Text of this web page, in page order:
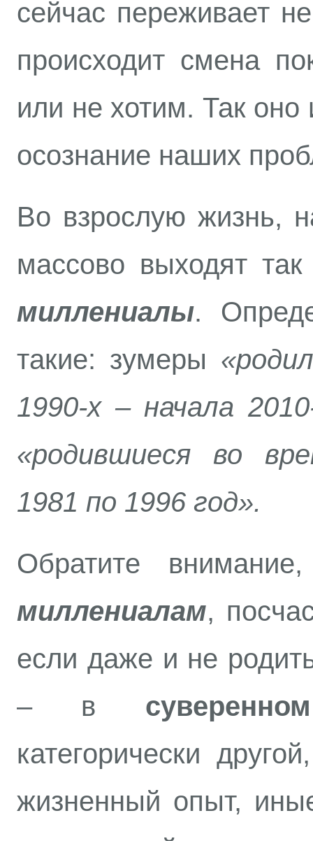
сейчас переживает
происходит смена
или не хотим. Так
осознание наших
Во взрослую жизнь,
массово выходят
миллениалы.
такие: зумеры
1990-х – начала
«родившиеся во
1981 по 1996 год».
Обратите
миллениалам,
если даже и не
– в
категорически
жизненный опыт,